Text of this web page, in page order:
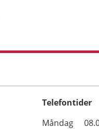
Telefontider
Dag
Öppettider
Kommentarer
Måndag